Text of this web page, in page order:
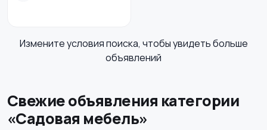
Измените условия поиска, чтобы увидеть больше
объявлений
Свежие объявления категории
«Садовая мебель»